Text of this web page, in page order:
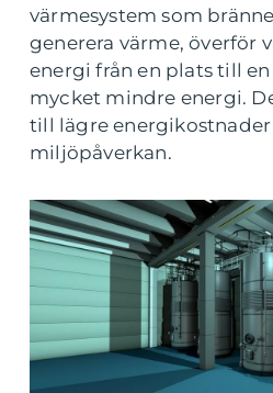
värmesystem som
generera värme, överför
energi från en plats till
mycket mindre energi.
till lägre
miljöpåverkan.